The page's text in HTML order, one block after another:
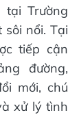
tại Trường
nổi. Tại
tiếp cận
đường,
mới, chú
xử lý tình